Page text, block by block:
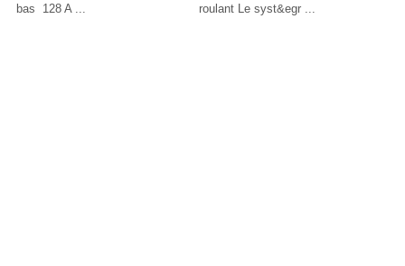
bas 128 A ...
roulant Le syst&egr ...